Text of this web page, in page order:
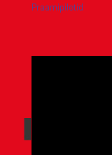
Praamipiletid